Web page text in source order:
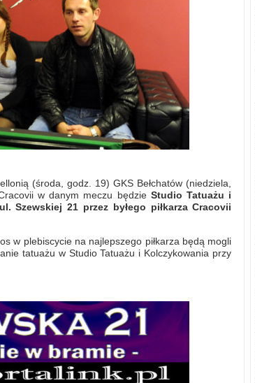
(środa, godz. 19) GKS Bełchatów (niedziela,
w danym meczu będzie Studio Tatuażu i
Szewskiej 21 przez byłego piłkarza Cracovii
w plebiscycie na najlepszego piłkarza będą mogli
tatuażu w Studio Tatuażu i Kolczykowania przy